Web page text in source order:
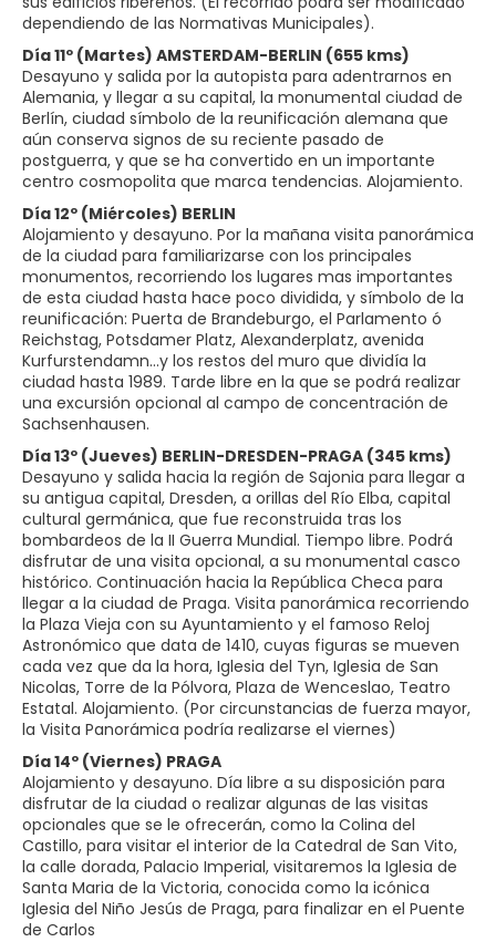
Día 11º (Martes) AMSTERDAM-BERLIN (655 kms)
Desayuno y salida por la autopista para adentrarnos en
Alemania, y llegar a su capital, la monumental ciudad de
Berlín, ciudad símbolo de la reunificación alemana que
aún conserva signos de su reciente pasado de
postguerra, y que se ha convertido en un importante
centro cosmopolita que marca tendencias. Alojamiento.
Día 12º (Miércoles) BERLIN
Alojamiento y desayuno. Por la mañana visita panorámica
de la ciudad para familiarizarse con los principales
monumentos, recorriendo los lugares mas importantes
de esta ciudad hasta hace poco dividida, y símbolo de la
reunificación: Puerta de Brandeburgo, el Parlamento ó
Reichstag, Potsdamer Platz, Alexanderplatz, avenida
Kurfurstendamn...y los restos del muro que dividía la
ciudad hasta 1989. Tarde libre en la que se podrá realizar
una excursión opcional al campo de concentración de
Sachsenhausen.
Día 13º (Jueves) BERLIN-DRESDEN-PRAGA (345 kms)
Desayuno y salida hacia la región de Sajonia para llegar a
su antigua capital, Dresden, a orillas del Río Elba, capital
cultural germánica, que fue reconstruida tras los
bombardeos de la II Guerra Mundial. Tiempo libre. Podrá
disfrutar de una visita opcional, a su monumental casco
histórico. Continuación hacia la República Checa para
llegar a la ciudad de Praga. Visita panorámica recorriendo
la Plaza Vieja con su Ayuntamiento y el famoso Reloj
Astronómico que data de 1410, cuyas figuras se mueven
cada vez que da la hora, Iglesia del Tyn, Iglesia de San
Nicolas, Torre de la Pólvora, Plaza de Wenceslao, Teatro
Estatal. Alojamiento. (Por circunstancias de fuerza mayor,
la Visita Panorámica podría realizarse el viernes)
Día 14º (Viernes) PRAGA
Alojamiento y desayuno. Día libre a su disposición para
disfrutar de la ciudad o realizar algunas de las visitas
opcionales que se le ofrecerán, como la Colina del
Castillo, para visitar el interior de la Catedral de San Vito,
la calle dorada, Palacio Imperial, visitaremos la Iglesia de
Santa Maria de la Victoria, conocida como la icónica
Iglesia del Niño Jesús de Praga, para finalizar en el Puente
de Carlos